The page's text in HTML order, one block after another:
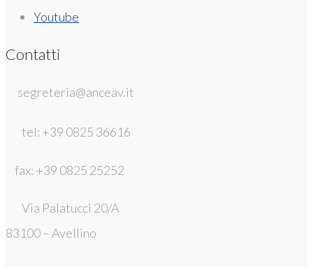
Youtube
Contatti
segreteria@anceav.it
tel: +39 0825 36616
fax: +39 0825 25252
Via Palatucci 20/A
83100 – Avellino